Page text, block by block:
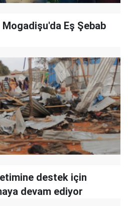
Eş Şebab
destek için
devam ediyor